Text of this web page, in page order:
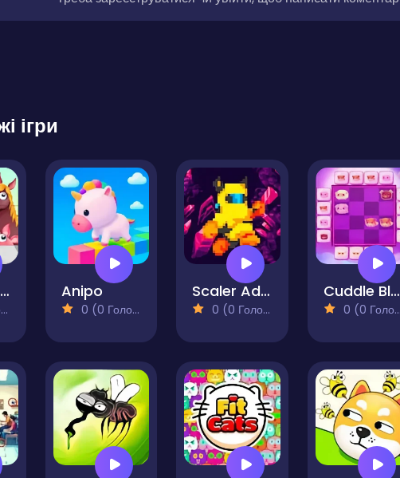
ігри
Puzzle Farm Game Anipo
0 (0 Голосів)
Scaler Adventure
0 (0 Голосів)
Cuddle Blocks
0 (0 Голосів)